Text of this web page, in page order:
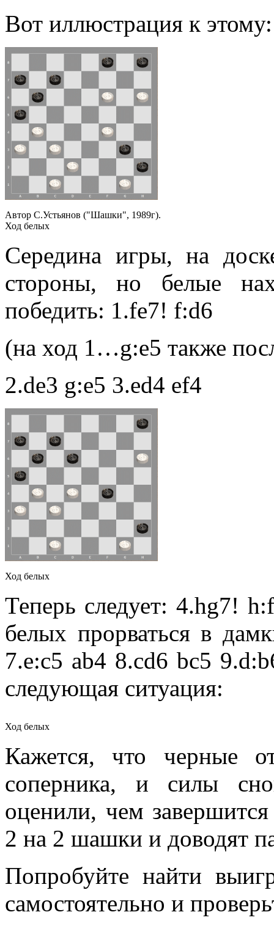
Вот иллюстрация к этому:
Автор С.Устьянов ("Шашки", 1989г).
Ход белых
Середина игры, на
стороны, но белые
победить: 1.fe7! f:d6
(на ход 1…g:e5 также
2.de3 g:e5 3.ed4 ef4
Ход белых
Теперь следует: 4.hg7!
белых прорваться в
7.e:c5 ab4 8.cd6 bc5
следующая ситуация:
Ход белых
Кажется, что черные
соперника, и силы
оценили, чем
2 на 2 шашки и доводят
Попробуйте найти
самостоятельно и